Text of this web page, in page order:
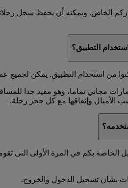
الخاص. ويمكنه أن يحفظ سجل
التطبيق؟
من استخدام التطبيق. يمكن لجميع
مجاني تماما، وهو مفيد جدا
الأميال وإنفاقها مع كل حجز رحلة.
بكم في المرة الأولى التي
بشأن تسجيل الدخول والخروج.